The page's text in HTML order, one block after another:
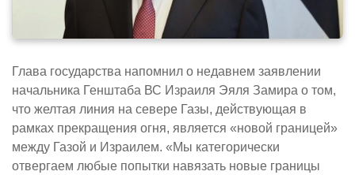
Глава государства напомнил о недавнем заявлении
начальника Генштаба ВС Израиля Эяля Замира о том,
что желтая линия на севере Газы, действующая в
рамках прекращения огня, является «новой границей»
между Газой и Израилем. «Мы категорически
отвергаем любые попытки навязать новые границы